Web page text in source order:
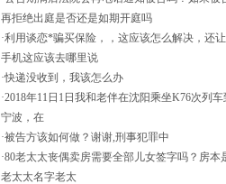
再拒绝出庭是否还是如期开庭吗
·利用谈恋*骗买保险，，这应该怎么解决，还
手机这应该去哪里说
·快递没收到，我该怎么办
·2018年11日1日我和老伴在沈阳乘坐K76次列车
宁波，在
·被告方该如何做？谢谢,刑事犯罪中
·80老太太丧偶卖房需要全部儿女签字吗？房本
老太太名字老太